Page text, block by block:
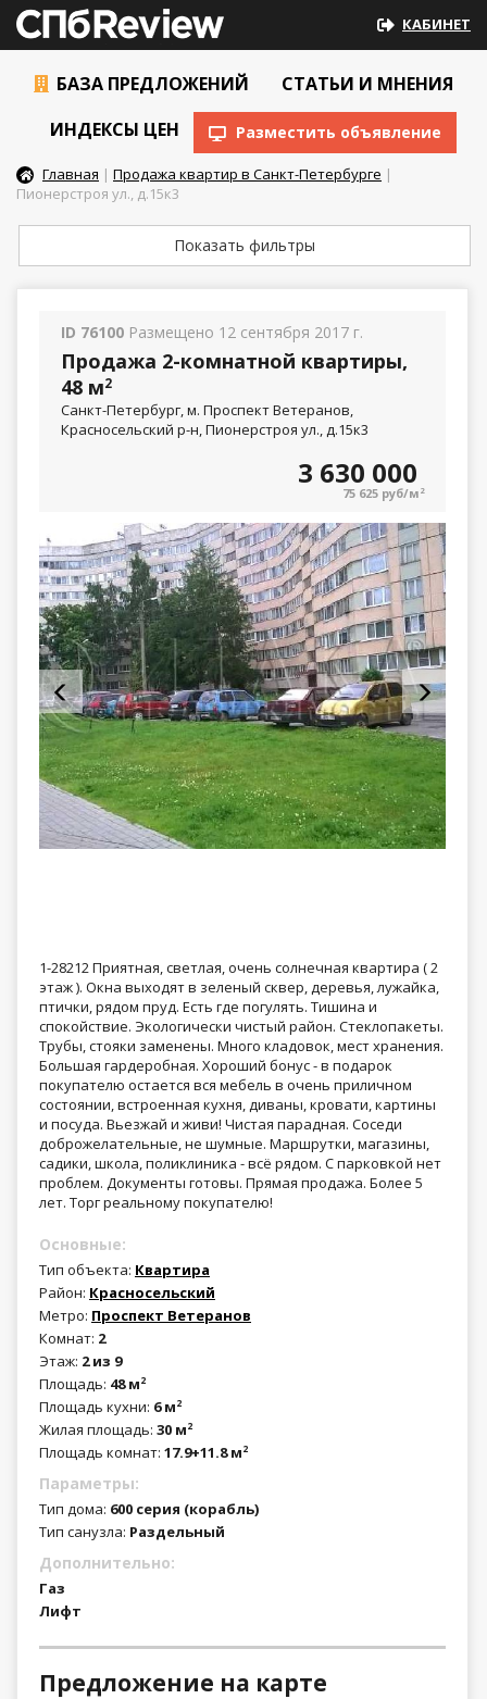
КАБИНЕТ
БАЗА ПРЕДЛОЖЕНИЙ
СТАТЬИ И МНЕНИЯ
ИНДЕКСЫ ЦЕН
Разместить объявление
Главная | Продажа квартир в Санкт-Петербурге |
Пионерстроя ул., д.15к3
Показать фильтры
ID 76100 Размещено 12 сентября 2017 г.
Продажа 2-комнатной квартиры,
48 м2
Санкт-Петербург, м. Проспект Ветеранов,
Красносельский р-н, Пионерстроя ул., д.15к3
3 630 000
75 625 руб/м 2
1-28212 Приятная, светлая, очень солнечная квартира ( 2
этаж ). Окна выходят в зеленый сквер, деревья, лужайка,
птички, рядом пруд. Есть где погулять. Тишина и
спокойствие. Экологически чистый район. Стеклопакеты.
Трубы, стояки заменены. Много кладовок, мест хранения.
Большая гардеробная. Хороший бонус - в подарок
покупателю остается вся мебель в очень приличном
состоянии, встроенная кухня, диваны, кровати, картины
и посуда. Вьезжай и живи! Чистая парадная. Соседи
доброжелательные, не шумные. Маршрутки, магазины,
садики, школа, поликлиника - всё рядом. С парковкой нет
проблем. Документы готовы. Прямая продажа. Более 5
лет. Торг реальному покупателю!
Основные:
Тип объекта: Квартира
Район: Красносельский
Метро: Проспект Ветеранов
Комнат: 2
Этаж: 2 из 9
Площадь: 48 м2
Площадь кухни: 6 м2
Жилая площадь: 30 м2
Площадь комнат: 17.9+11.8 м2
Параметры:
Тип дома: 600 серия (корабль)
Тип санузла: Раздельный
Дополнительно:
Газ
Лифт
Предложение на карте